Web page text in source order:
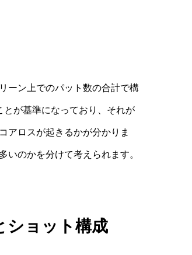
ーン上でのパット数の合計で構
が基準になっており、それが
アロスが起きるかが分かりま
いのかを分けて考えられます。
ショット構成